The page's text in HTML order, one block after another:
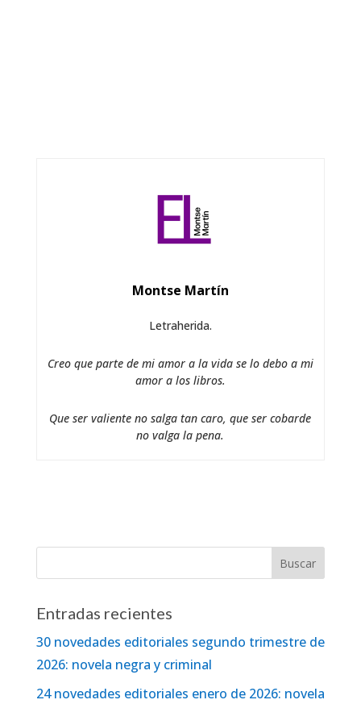
Montse Martín
Letraherida.
Creo que parte de mi amor a la vida se lo debo a mi
amor a los libros.
Que ser valiente no salga tan caro, que ser cobarde
no valga la pena.
Entradas recientes
30 novedades editoriales segundo trimestre de
2026: novela negra y criminal
24 novedades editoriales enero de 2026: novela